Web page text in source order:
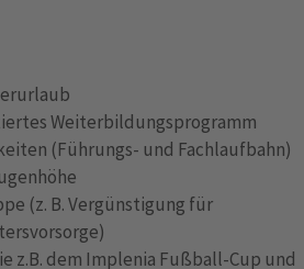
Weiterbildungsprogramm
(Führungs- und Fachlaufbahn)
(z. B. Vergünstigung für
z.B. dem Implenia Fußball-Cup und